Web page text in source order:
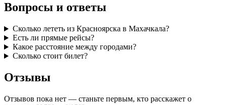
Вопросы и ответы
Сколько лететь из Красноярска в Махачкала?
Есть ли прямые рейсы?
Какое расстояние между городами?
Сколько стоит билет?
Отзывы
Отзывов пока нет — станьте первым, кто расскажет о